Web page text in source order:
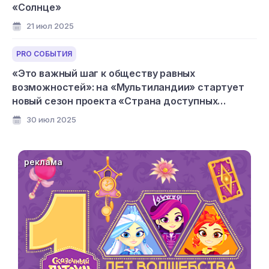
«Солнце»
21 июл 2025
PRO СОБЫТИЯ
«Это важный шаг к обществу равных
возможностей»: на «Мультиландии» стартует
новый сезон проекта «Страна доступных
мультфильмов»
30 июл 2025
реклама